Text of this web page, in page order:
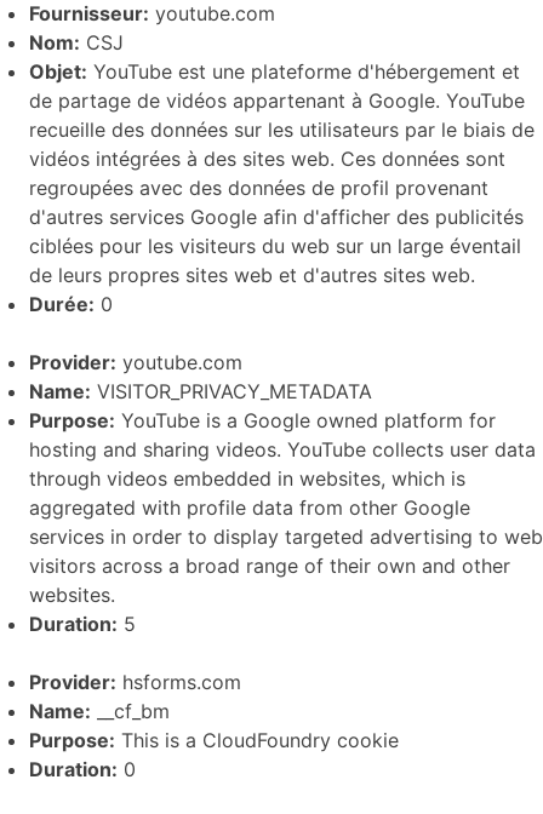
Fournisseur: youtube.com
Nom: CSJ
Objet: YouTube est une plateforme d'hébergement et
de partage de vidéos appartenant à Google. YouTube
recueille des données sur les utilisateurs par le biais de
vidéos intégrées à des sites web. Ces données sont
regroupées avec des données de profil provenant
d'autres services Google afin d'afficher des publicités
ciblées pour les visiteurs du web sur un large éventail
de leurs propres sites web et d'autres sites web.
Durée: 0
Provider: youtube.com
Name: VISITOR_PRIVACY_METADATA
Purpose: YouTube is a Google owned platform for
hosting and sharing videos. YouTube collects user data
through videos embedded in websites, which is
aggregated with profile data from other Google
services in order to display targeted advertising to web
visitors across a broad range of their own and other
websites.
Duration: 5
Provider: hsforms.com
Name: __cf_bm
Purpose: This is a CloudFoundry cookie
Duration: 0